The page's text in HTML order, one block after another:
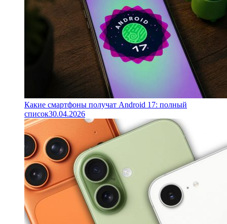
Какие смартфоны получат Android 17: полный
список30.04.2026